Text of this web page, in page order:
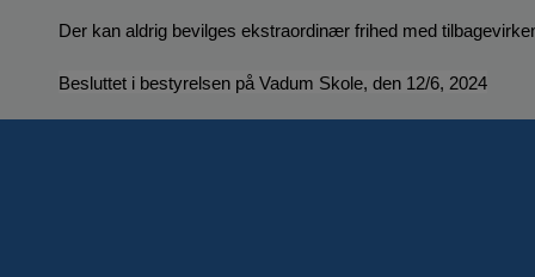
Der kan aldrig bevilges ekstraordinær frihed med
Besluttet i bestyrelsen på Vadum Skole, den 12/6, 2024